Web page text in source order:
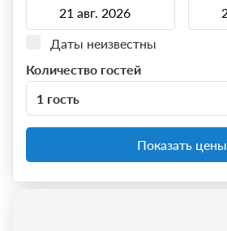
Даты неизвестны
Количество гостей
1 гость
Показать цены